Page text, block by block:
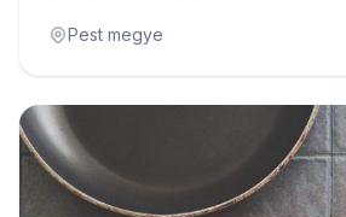
Pest megye